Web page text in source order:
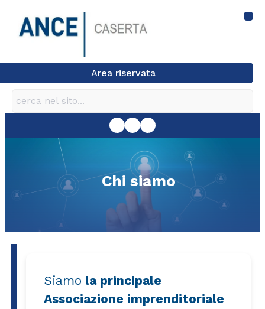
Area riservata
Chi siamo
Siamo la principale
Associazione imprenditoriale